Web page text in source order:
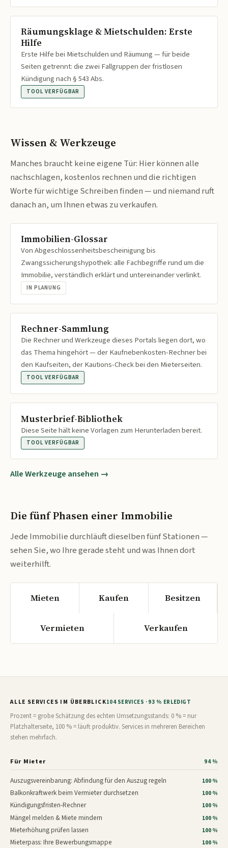
Räumungsklage & Mietschulden: Erste
Hilfe
Erste Hilfe bei Mietschulden und Räumung — für beide
Seiten getrennt: die zwei Fallgruppen der fristlosen
Kündigung nach § 543 Abs.
TOOL VERFÜGBAR
Wissen & Werkzeuge
Manches braucht keine eigene Tür: Hier können alle
nachschlagen, kostenlos rechnen und die richtigen
Worte für wichtige Schreiben finden — und niemand ruft
danach an, um Ihnen etwas zu verkaufen.
Immobilien-Glossar
Von Abgeschlossenheitsbescheinigung bis
Zwangssicherungshypothek: alle Fachbegriffe rund um die
Immobilie, verständlich erklärt und untereinander verlinkt.
IN PLANUNG
Rechner-Sammlung
Die Rechner und Werkzeuge dieses Portals liegen dort, wo
das Thema hingehört — der Kaufnebenkosten-Rechner bei
den Kaufseiten, der Kautions-Check bei den Mieterseiten.
TOOL VERFÜGBAR
Musterbrief-Bibliothek
Diese Seite hält keine Vorlagen zum Herunterladen bereit.
TOOL VERFÜGBAR
Alle Werkzeuge ansehen →
Die fünf Phasen einer Immobilie
Jede Immobilie durchläuft dieselben fünf Stationen —
sehen Sie, wo Ihre gerade steht und was Ihnen dort
weiterhilft.
Mieten Kaufen Besitzen
Vermieten Verkaufen
ALLE SERVICES IM ÜBERBLICK104 SERVICES · 93 % ERLEDIGT
Prozent = grobe Schätzung des echten Umsetzungsstands: 0 % = nur
Platzhalterseite, 100 % = läuft produktiv. Services in mehreren Bereichen
stehen mehrfach.
Für Mieter 94 %
Auszugsvereinbarung: Abfindung für den Auszug regeln 100 %
Balkonkraftwerk beim Vermieter durchsetzen 100 %
Kündigungsfristen-Rechner 100 %
Mängel melden & Miete mindern 100 %
Mieterhöhung prüfen lassen 100 %
Mieterpass: Ihre Bewerbungsmappe 100 %